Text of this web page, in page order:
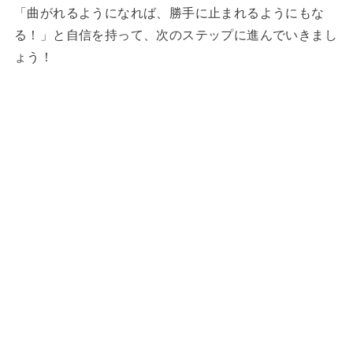
「曲がれるようになれば、勝手に止まれるようにもな
る！」と自信を持って、次のステップに進んでいきまし
ょう！